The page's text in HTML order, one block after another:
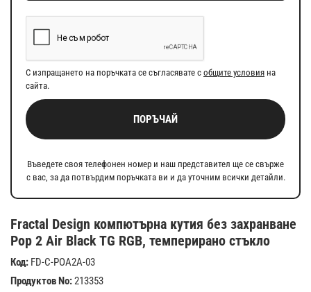
Fractal Design компютърна кутия без захранване
Pop 2 Air Black TG RGB, темперирано стъкло
Код: FD-C-POA2A-03
Продуктов No:213353
С изпращането на поръчката се съгласявате с общите условия на
сайта.
ПОРЪЧАЙ
Въведете своя телефонен номер и наш представител ще се свърже
с вас, за да потвърдим поръчката ви и да уточним всички детайли.